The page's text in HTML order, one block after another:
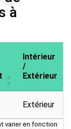
à
Intérieur
/
Extérieur
Extérieur
varier en fonction